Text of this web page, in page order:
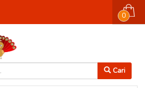
Cari
0